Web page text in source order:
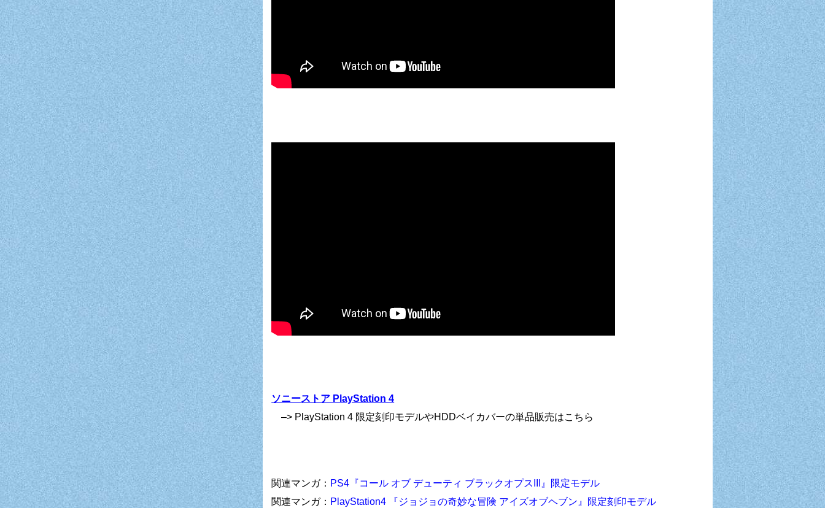
ソニーストア PlayStation 4
–> PlayStation 4 限定刻印モデルやHDDベイカバーの単品販売はこちら
関連マンガ： PS4『コール オブ デューティ ブラックオプスIII』限定モデル
関連マンガ： PlayStation4 『ジョジョの奇妙な冒険 アイズオブヘブン』限定刻印モデル